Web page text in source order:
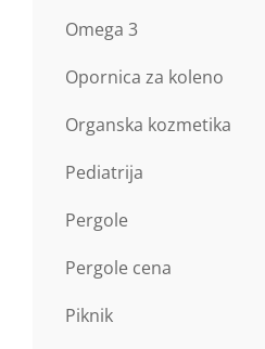
Omega 3
Opornica za koleno
Organska kozmetika
Pediatrija
Pergole
Pergole cena
Piknik